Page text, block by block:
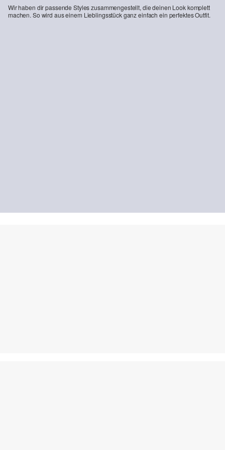
Wir haben dir passende Styles zusammengestellt, die deinen Look komplett
machen. So wird aus einem Lieblingsstück ganz einfach ein perfektes Outfit.